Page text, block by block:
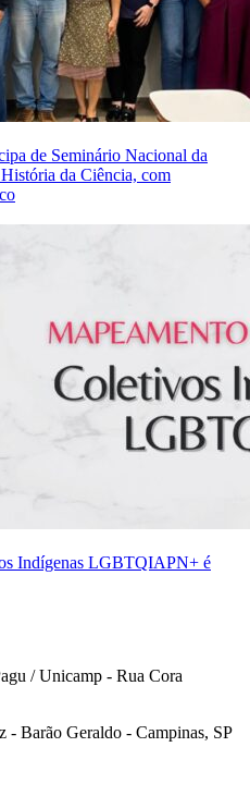
de Seminário Nacional da
da Ciência, com
Indígenas LGBTQIAPN+ é
/ Unicamp - Rua Cora
Barão Geraldo - Campinas, SP